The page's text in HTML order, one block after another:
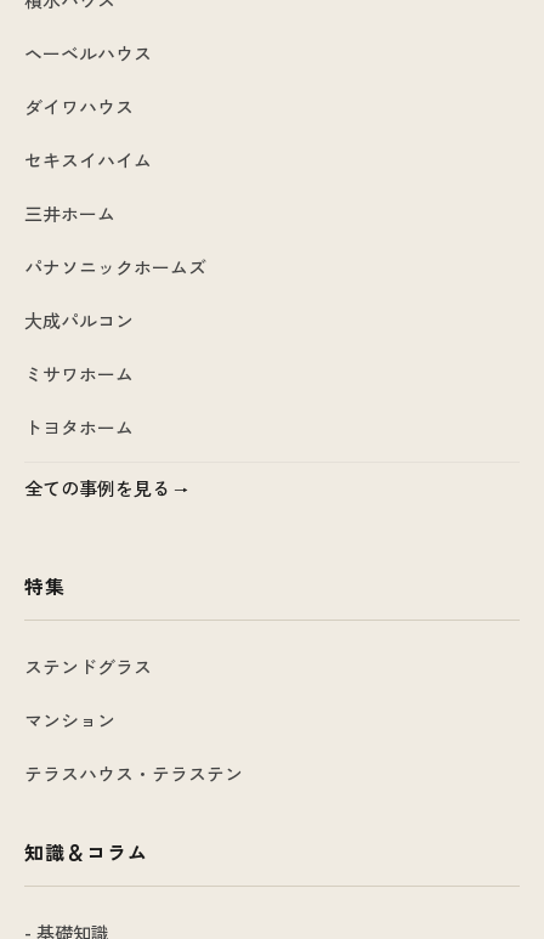
ヘーベルハウス
ダイワハウス
セキスイハイム
三井ホーム
パナソニックホームズ
大成パルコン
ミサワホーム
トヨタホーム
全ての事例を見る
特集
ステンドグラス
マンション
テラスハウス・テラステン
知識＆コラム
- 基礎知識